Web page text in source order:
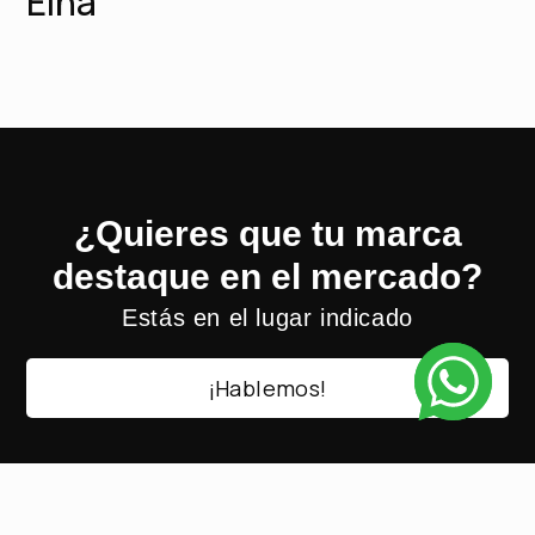
¿Quieres que tu marca
destaque en el mercado?
Estás en el lugar indicado
¡Hablemos!